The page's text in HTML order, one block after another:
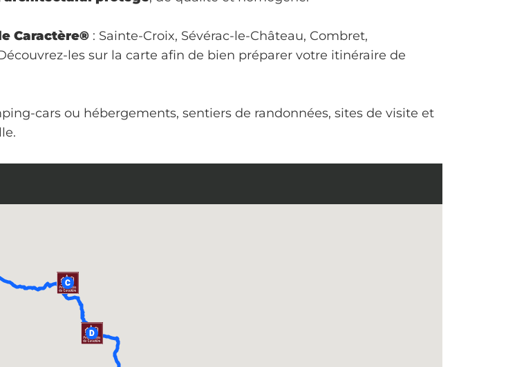
Caractère® : Sainte-Croix, Sévérac-le-Château, Combret,
les sur la carte afin de bien préparer votre itinéraire de
cars ou hébergements, sentiers de randonnées, sites de visite et